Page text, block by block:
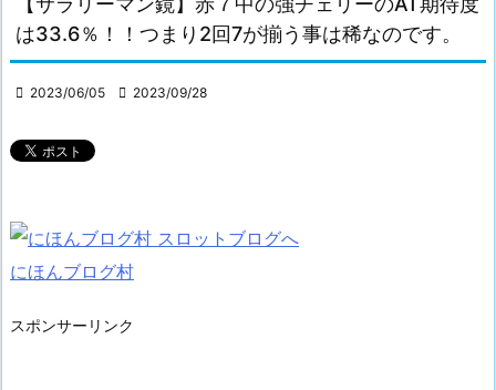
は33.6％！！つまり2回7が揃う事は稀なのです。
 2023/06/05  2023/09/28
にほんブログ村
スポンサーリンク